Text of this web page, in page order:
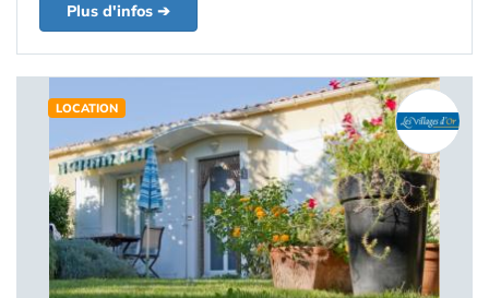
Plus d'infos ➔
LOCATION